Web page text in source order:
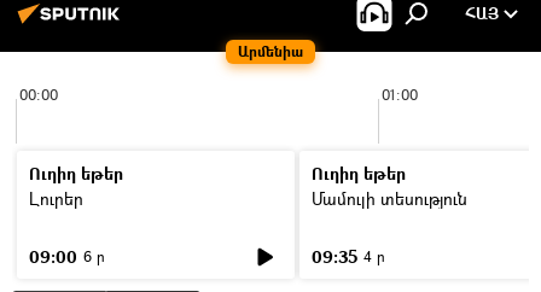
Արմենիա
ՀԱՅ
00:00 01:00
Ուղիղ եթեր
Լուրեր
09:00 6 ր
Ուղիղ եթեր
Մամուլի տեսություն
09:35 4 ր